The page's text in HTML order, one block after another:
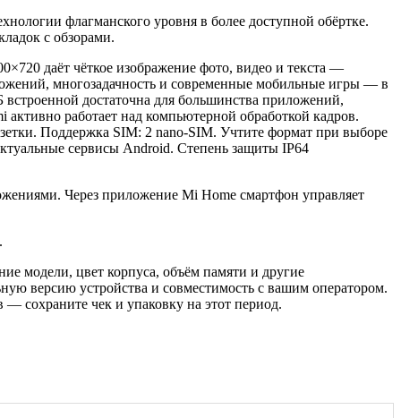
флагманского уровня в более доступной обёртке.
с обзорами.
даёт чёткое изображение фото, видео и текста —
многозадачность и современные мобильные игры — в
достаточна для большинства приложений,
работает над компьютерной обработкой кадров.
Поддержка SIM: 2 nano-SIM. Учтите формат при выборе
сервисы Android. Степень защиты IP64
Через приложение Mi Home смартфон управляет
модели, цвет корпуса, объём памяти и другие
версию устройства и совместимость с вашим оператором.
сохраните чек и упаковку на этот период.